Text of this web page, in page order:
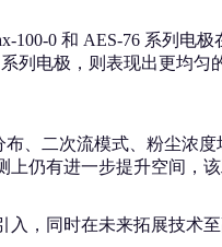
100-0 和 AES-76 系列电
列电极，则表现出更均
、二次流模式、粉尘浓
仍有进一步提升空间，
，同时在未来拓展技术